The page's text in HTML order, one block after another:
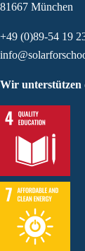
81667 München
+49 (0)89-54 19
Wir unterstützen